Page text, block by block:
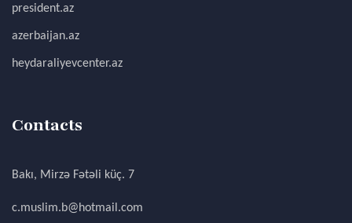
president.az
azerbaijan.az
heydaraliyevcenter.az
Contacts
Bakı, Mirzə Fətəli küç. 7
c.muslim.b@hotmail.com